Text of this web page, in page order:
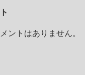
ントはありません。